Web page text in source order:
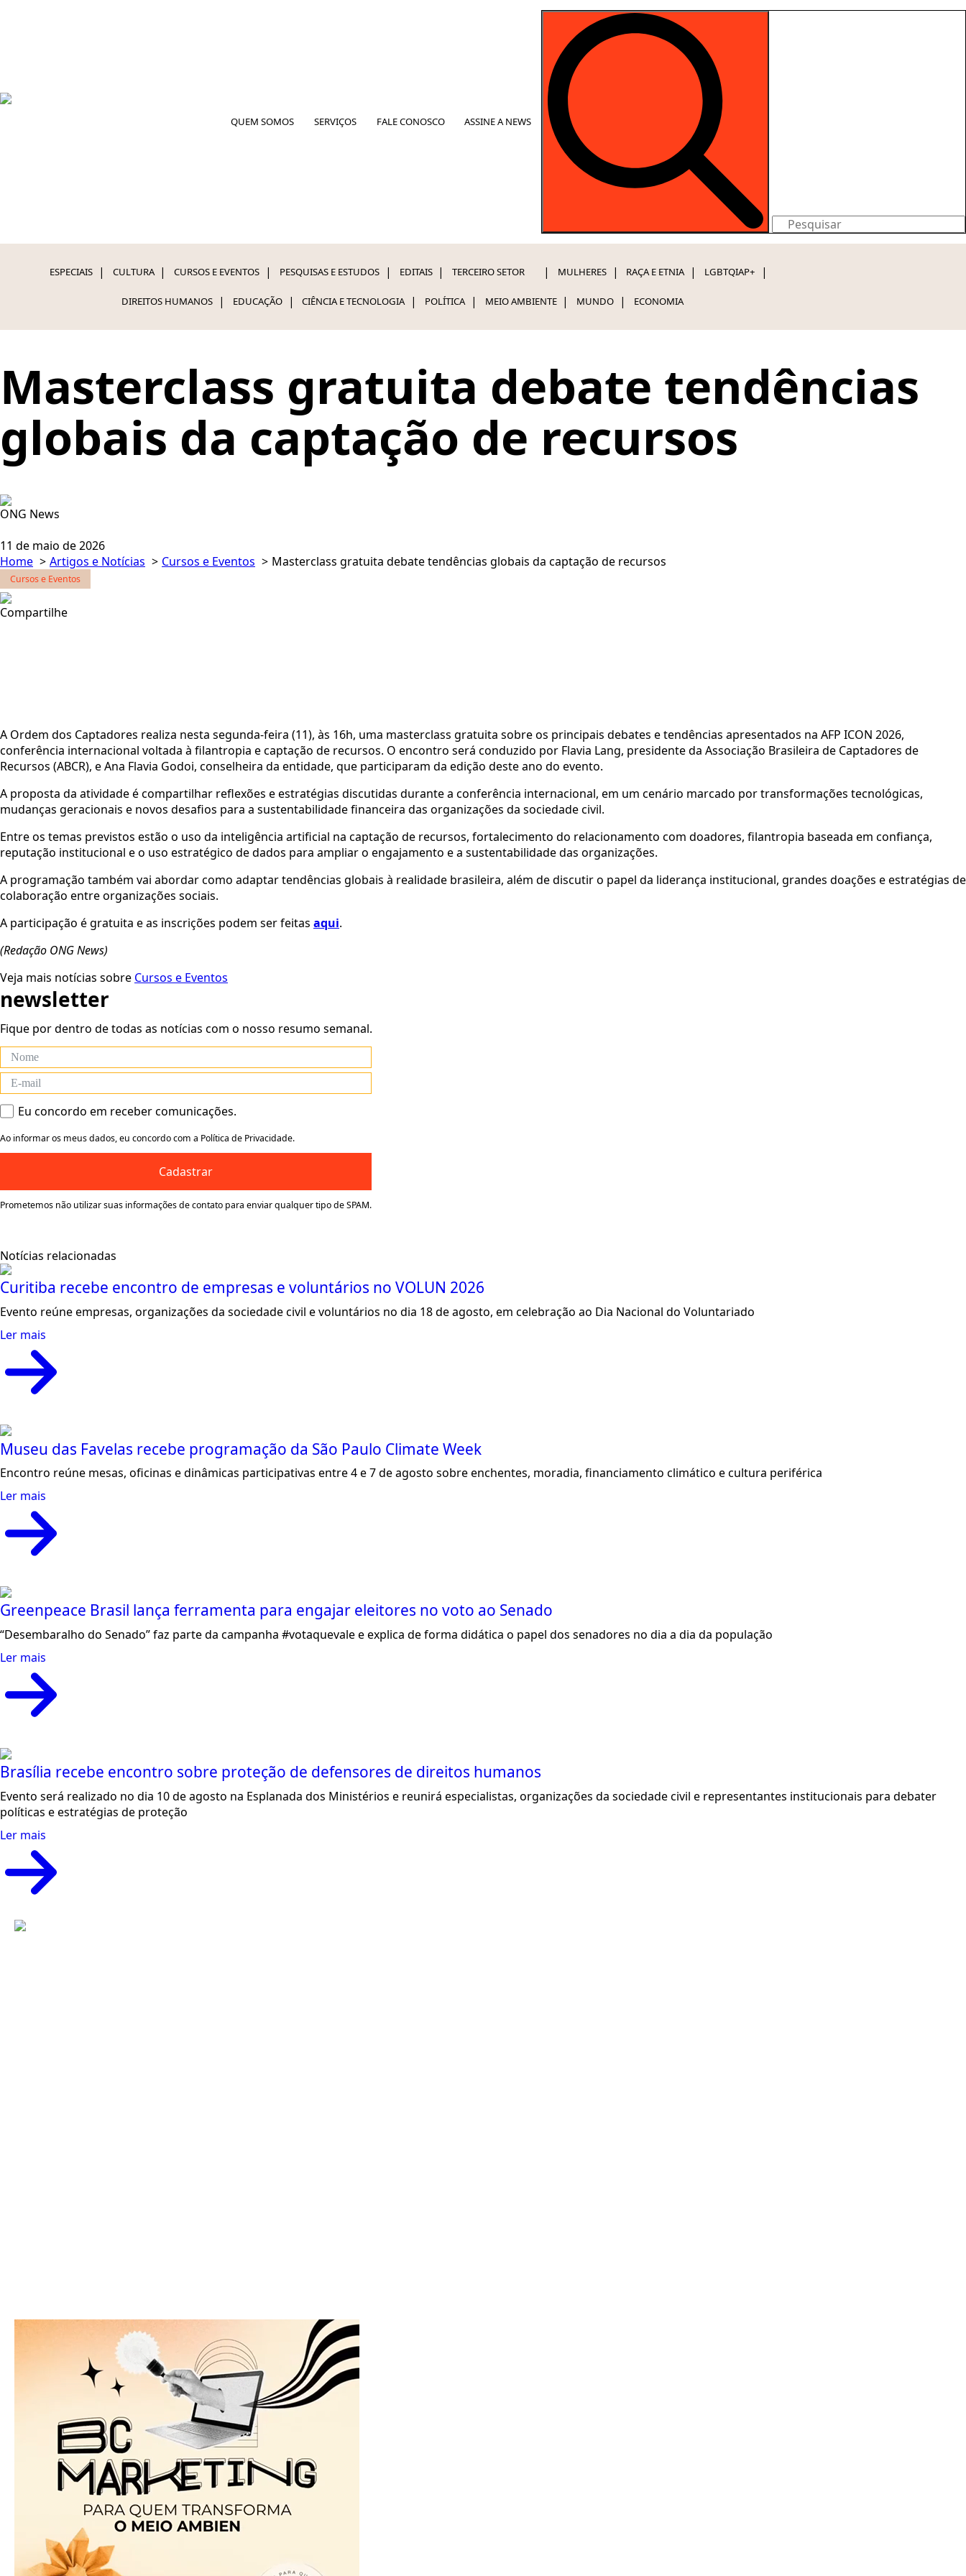
QUEM SOMOS SERVIÇOS FALE CONOSCO ASSINE A NEWS
ESPECIAIS CULTURA CURSOS E EVENTOS PESQUISAS E ESTUDOS EDITAIS TERCEIRO SETOR MULHERES RAÇA E ETNIA LGBTQIAP+
DIREITOS HUMANOS EDUCAÇÃO CIÊNCIA E TECNOLOGIA POLÍTICA MEIO AMBIENTE MUNDO ECONOMIA
Masterclass gratuita debate tendências
globais da captação de recursos
ONG News
11 de maio de 2026
Home
Artigos e Notícias Cursos e Eventos Masterclass gratuita debate tendências globais da captação de recursos
Cursos e Eventos
Compartilhe
A Ordem dos Captadores realiza nesta segunda-feira (11), às 16h, uma masterclass gratuita sobre os principais debates e tendências apresentados na AFP ICON 2026,
conferência internacional voltada à filantropia e captação de recursos. O encontro será conduzido por Flavia Lang, presidente da Associação Brasileira de Captadores de
Recursos (ABCR), e Ana Flavia Godoi, conselheira da entidade, que participaram da edição deste ano do evento.
A proposta da atividade é compartilhar reflexões e estratégias discutidas durante a conferência internacional, em um cenário marcado por transformações tecnológicas,
mudanças geracionais e novos desafios para a sustentabilidade financeira das organizações da sociedade civil.
Entre os temas previstos estão o uso da inteligência artificial na captação de recursos, fortalecimento do relacionamento com doadores, filantropia baseada em confiança,
reputação institucional e o uso estratégico de dados para ampliar o engajamento e a sustentabilidade das organizações.
A programação também vai abordar como adaptar tendências globais à realidade brasileira, além de discutir o papel da liderança institucional, grandes doações e estratégias de
colaboração entre organizações sociais.
A participação é gratuita e as inscrições podem ser feitas aqui.
(Redação ONG News)
Veja mais notícias sobre Cursos e Eventos
newsletter
Fique por dentro de todas as notícias com o nosso resumo semanal.
Eu concordo em receber comunicações.
Ao informar os meus dados, eu concordo com a Política de Privacidade.
Cadastrar
Prometemos não utilizar suas informações de contato para enviar qualquer tipo de SPAM.
Notícias relacionadas
Curitiba recebe encontro de empresas e voluntários no VOLUN 2026
Evento reúne empresas, organizações da sociedade civil e voluntários no dia 18 de agosto, em celebração ao Dia Nacional do Voluntariado
Ler mais
Museu das Favelas recebe programação da São Paulo Climate Week
Encontro reúne mesas, oficinas e dinâmicas participativas entre 4 e 7 de agosto sobre enchentes, moradia, financiamento climático e cultura periférica
Ler mais
Greenpeace Brasil lança ferramenta para engajar eleitores no voto ao Senado
“Desembaralho do Senado” faz parte da campanha #votaquevale e explica de forma didática o papel dos senadores no dia a dia da população
Ler mais
Brasília recebe encontro sobre proteção de defensores de direitos humanos
Evento será realizado no dia 10 de agosto na Esplanada dos Ministérios e reunirá especialistas, organizações da sociedade civil e representantes institucionais para debater
políticas e estratégias de proteção
Ler mais